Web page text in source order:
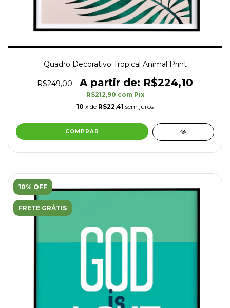
Quadro Decorativo Tropical Animal Print
R$249,00 R$224,10
R$212,90 com Pix
10 x de R$22,41 sem juros
COMPRAR
10% OFF
FRETE GRÁTIS